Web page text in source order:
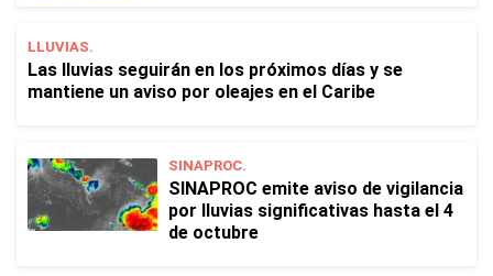
LLUVIAS.
Las lluvias seguirán en los próximos días y se
mantiene un aviso por oleajes en el Caribe
SINAPROC.
SINAPROC emite aviso de vigilancia
por lluvias significativas hasta el 4
de octubre